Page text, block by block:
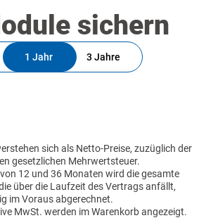
sichern
1 Jahr 3 Jahre
sich als Netto-Preise, zuzüglich der
gesetzlichen Mehrwertsteuer.
12 und 36 Monaten wird die gesamte
über die Laufzeit des Vertrags anfällt,
im Voraus abgerechnet.
MwSt. werden im Warenkorb angezeigt.